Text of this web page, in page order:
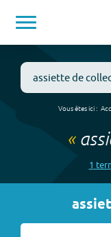
Vous êtes ici :
«
1